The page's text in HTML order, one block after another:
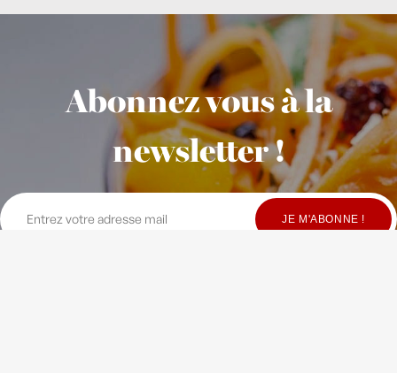
Abonnez vous à la
newsletter !